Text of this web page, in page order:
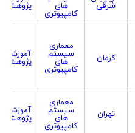
شرقی های
کامپیوتری
پژوهشی
کرمان
معماری
سیستم
های
کامپیوتری
آموزشی
پژوهشی
تهران
معماری
سیستم
های
کامپیوتری
آموزشی
پژوهشی